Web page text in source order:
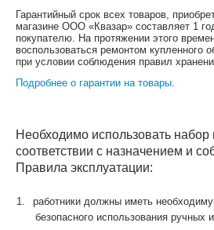
Гарантийный срок всех товаров,
магазине ООО «Квазар» составляет 1
покупателю. На протяжении этого
воспользоваться ремонтом купленного
при условии соблюдения правил
Подробнее о гарантии на товары.
Необходимо использовать набор
соответствии с назначением и
Правила эксплуатации:
1.
работники должны иметь
безопасного использования ручных